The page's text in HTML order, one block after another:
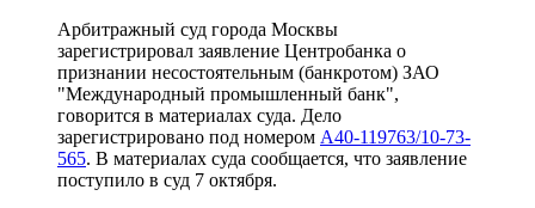
Арбитражный суд города Москвы
зарегистрировал заявление Центробанка о
признании несостоятельным (банкротом) ЗАО
"Международный промышленный банк",
говорится в материалах суда. Дело
зарегистрировано под номером А40-119763/10-73-
565. В материалах суда сообщается, что заявление
поступило в суд 7 октября.